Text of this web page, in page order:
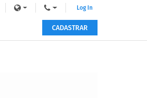
Log In
CADASTRAR